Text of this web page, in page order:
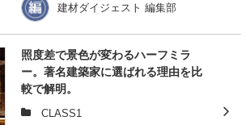
建材ダイジェスト 編集部
照度差で景色が変わるハーフミラ
ー。著名建築家に選ばれる理由を比
較で解明。
CLASS1